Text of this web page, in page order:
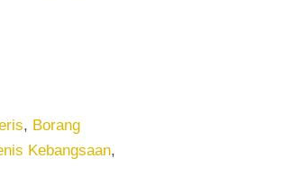
, Borang
Kebangsaan,